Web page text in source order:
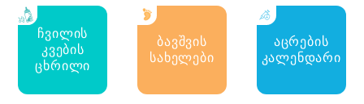
ჩვილის
კვების
ცხრილი
ბავშვის
სახელები
აცრების
კალენდარი